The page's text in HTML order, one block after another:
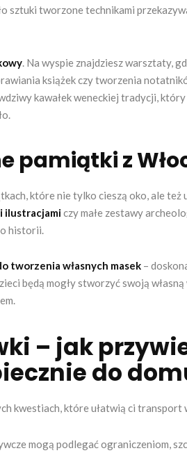
sztuki tworzone technikami
. Na wyspie znajdziesz warsztaty,
książek czy tworzenia
kawałek weneckiej tradycji,
pamiątki z
które nie tylko cieszą oko, ale też
ilustracjamiczy małe zestawy
historii.
tworzenia własnych masek –
będą mogły stworzyć swoją własną
– jak
do
kwestiach, które ułatwią ci transport
mogą podlegać ograniczeniom,